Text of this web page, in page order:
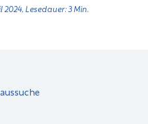
2024, Lesedauer: 3 Min.